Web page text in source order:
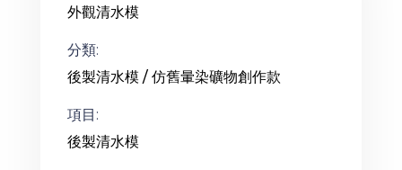
外觀清水模
分類:
後製清水模 / 仿舊暈染礦物創作款
項目:
後製清水模